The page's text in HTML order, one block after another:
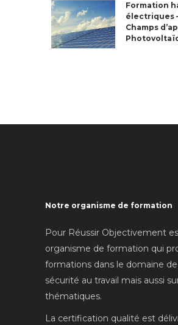
Formation
électriques –
Champs
Notre organisme de formation
Pour Réussir Objectivement
organisme de formation qui
formations dans le domaine
sécurité au travail mais aussi
thématiques.
La certification qualité est